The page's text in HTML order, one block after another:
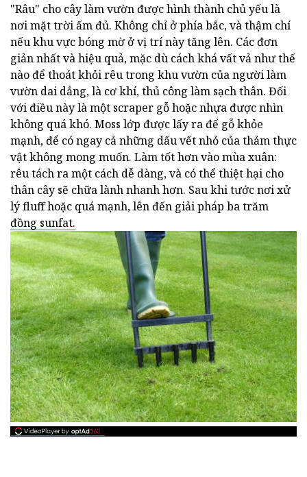
"Râu" cho cây làm vườn được hình thành chủ yếu là
nơi mặt trời ấm đủ. Không chỉ ở phía bắc, và thậm chí
nếu khu vực bóng mờ ở vị trí này tăng lên. Các đơn
giản nhất và hiệu quả, mặc dù cách khá vất vả như thế
nào để thoát khỏi rêu trong khu vườn của người làm
vườn dai dẳng, là cơ khí, thủ công làm sạch thân. Đối
với điều này là một scraper gỗ hoặc nhựa được nhìn
không quá khó. Moss lớp được lấy ra để gỗ khỏe
mạnh, để có ngay cả những dấu vết nhỏ của thảm thực
vật không mong muốn. Làm tốt hơn vào mùa xuân:
rêu tách ra một cách dễ dàng, và có thể thiệt hại cho
thân cây sẽ chữa lành nhanh hơn. Sau khi tước nơi xử
lý fluff hoặc quá mạnh, lên đến giải pháp ba trăm
đồng sunfat.